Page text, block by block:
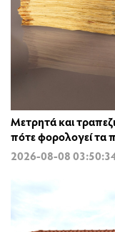
Μετρητά και
πότε φορολογεί τα
2026-08-08